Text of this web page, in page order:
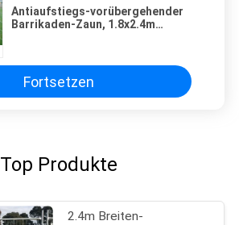
Antiaufstiegs-vorübergehender
Barrikaden-Zaun, 1.8x2.4m
Fortsetzen
Top Produkte
2.4m Breiten-